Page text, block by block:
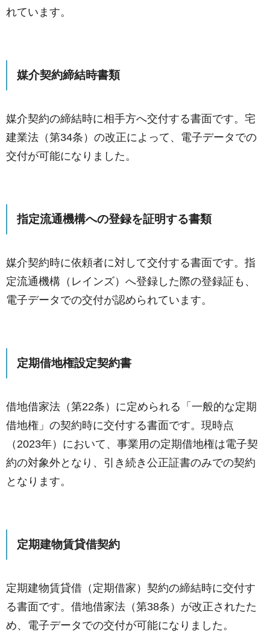
れています。
媒介契約締結時書類
媒介契約の締結時に相手方へ交付する書面です。宅
建業法（第34条）の改正によって、電子データでの
交付が可能になりました。
指定流通機構への登録を証明する書類
媒介契約時に依頼者に対して交付する書面です。指
定流通機構（レインズ）へ登録した際の登録証も、
電子データでの交付が認められています。
定期借地権設定契約書
借地借家法（第22条）に定められる「一般的な定期
借地権」の契約時に交付する書面です。現時点
（2023年）において、事業用の定期借地権は電子契
約の対象外となり、引き続き公正証書のみでの契約
となります。
定期建物賃貸借契約
定期建物賃貸借（定期借家）契約の締結時に交付す
る書面です。借地借家法（第38条）が改正されたた
め、電子データでの交付が可能になりました。